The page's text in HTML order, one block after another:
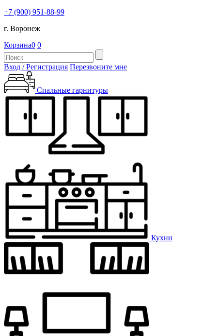
+7 (900) 951-88-99
г. Воронеж
Корзина0 0
Вход / Регистрация Перезвоните мне
Спальные гарнитуры
Кухни